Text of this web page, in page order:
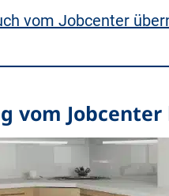
vom Jobcenter
vom